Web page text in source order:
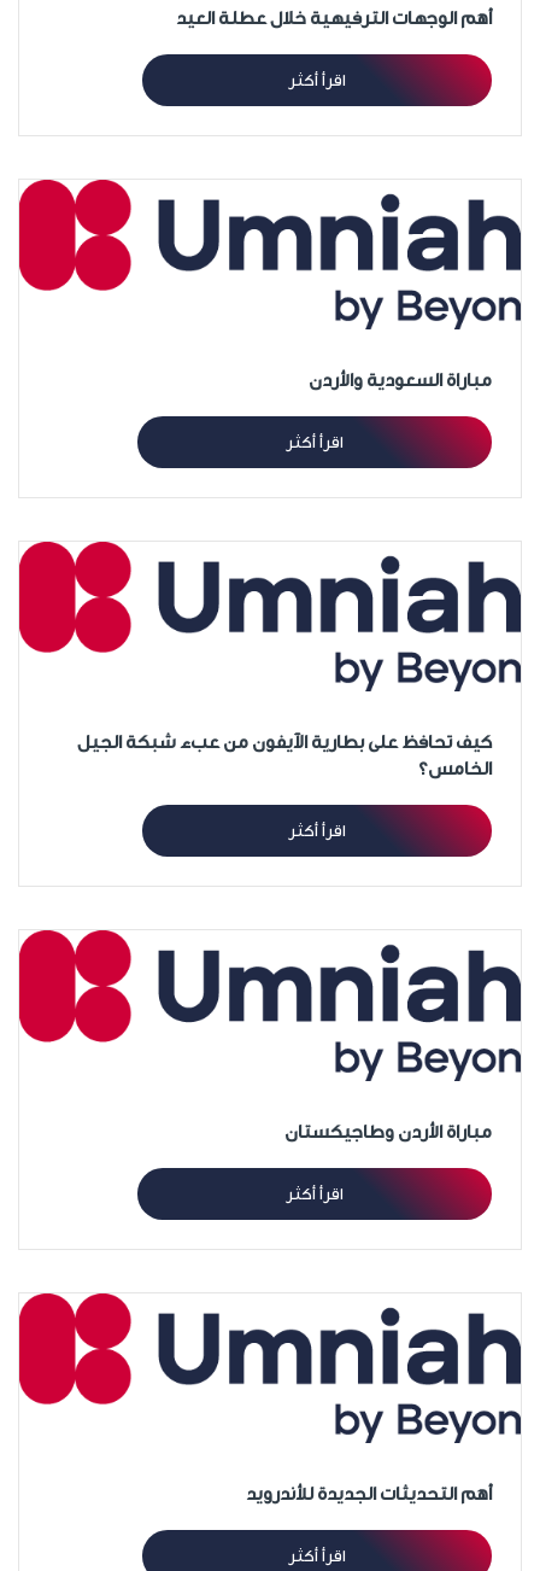
أهم الوجهات الترفيهية خلال عطلة العيد
اقرأ أكثر
مباراة السعودية والأردن
اقرأ أكثر
كيف تحافظ على بطارية الآيفون من عبء شبكة الجيل
الخامس؟
اقرأ أكثر
مباراة الأردن وطاجيكستان
اقرأ أكثر
أهم التحديثات الجديدة للأندرويد
اقرأ أكثر